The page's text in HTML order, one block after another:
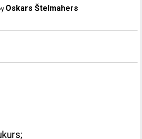
Oskars Štelmahers